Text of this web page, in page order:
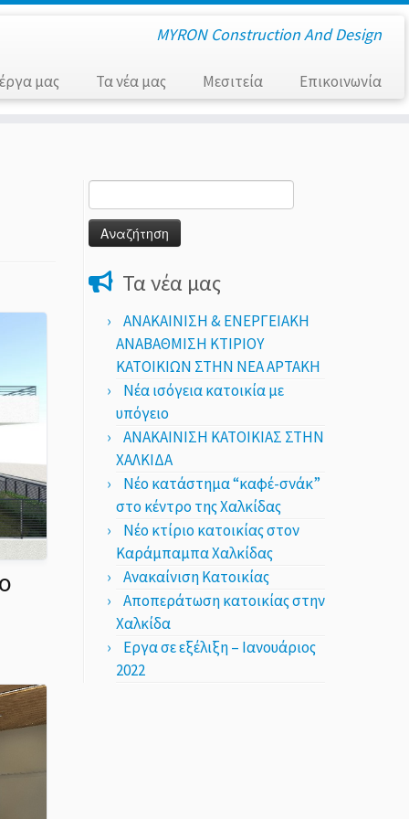
MΥRON Construction And Design
μας Τα νέα μας Μεσιτεία Επικοινωνία
για:
Τα νέα μας
ΑΝΑΚΑΙΝΙΣΗ & ΕΝΕΡΓΕΙΑΚΗ
ΑΝΑΒΑΘΜΙΣΗ ΚΤΙΡΙΟΥ
ΚΑΤΟΙΚΙΩΝ ΣΤΗΝ ΝΕΑ ΑΡΤΑΚΗ
Νέα ισόγεια κατοικία με
υπόγειο
ΑΝΑΚΑΙΝΙΣΗ ΚΑΤΟΙΚΙΑΣ ΣΤΗΝ
ΧΑΛΚΙΔΑ
Νέο κατάστημα “καφέ-σνάκ”
στο κέντρο της Χαλκίδας
Νέο κτίριο κατοικίας στον
Καράμπαμπα Χαλκίδας
Ανακαίνιση Κατοικίας
Αποπεράτωση κατοικίας στην
Χαλκίδα
Εργα σε εξέλιξη – Ιανουάριος
2022